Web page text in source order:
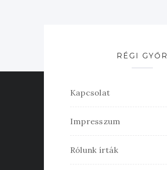
RÉGI GYŐR
Kapcsolat
Impresszum
Rólunk írták